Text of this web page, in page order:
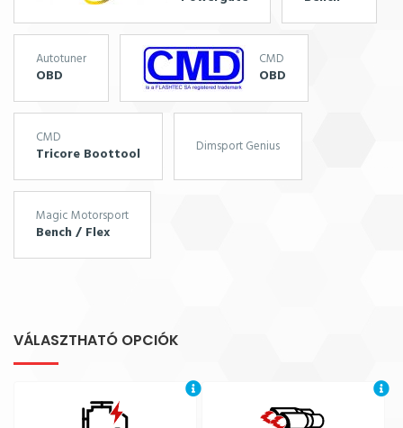
Autotuner
OBD
CMD
OBD
CMD
Tricore Boottool Dimsport Genius
Magic Motorsport
Bench / Flex
VÁLASZTHATÓ OPCIÓK